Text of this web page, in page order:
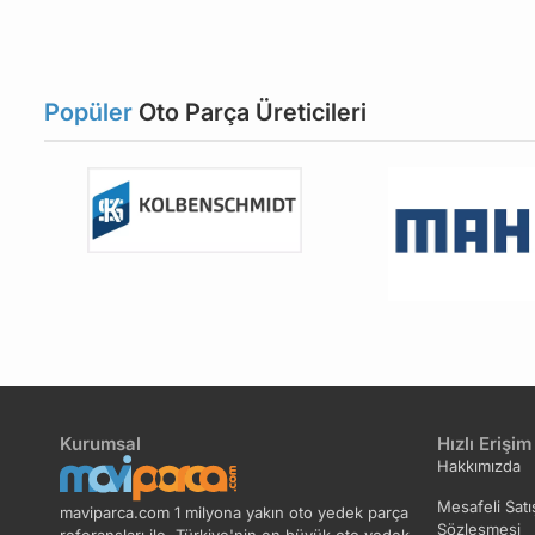
Yağ Pompa Contası Yağ Pompa Dişlisi
Yağ Soğutucu Contası
Popüler Oto Parça Üreticileri
Kurumsal
maviparca.com 1 milyona yakın oto yedek parça
Hızlı
Hakkımızda
Mesafeli
Sözleşmesi